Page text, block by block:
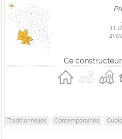
11
Ce
Traditionnelles Contemporaines